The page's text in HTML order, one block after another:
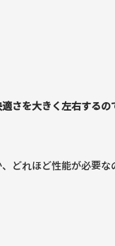
さを大きく左右するの
どれほど性能が必要